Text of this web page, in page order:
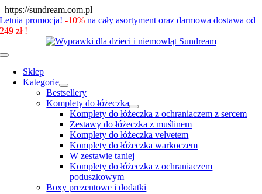
https://sundream.com.pl
to
Letnia promocja!-10% na cały asortyment oraz darmowa dostawa od
249 zł !
Toggle
Navigation
Sklep
Kategorie
Bestsellery
Komplety do łóżeczka
Komplety do łóżeczka z ochraniaczem z sercem
Zestawy do łóżeczka z muślinem
Komplety do łóżeczka velvetem
Komplety do łóżeczka warkoczem
W zestawie taniej
Komplety do łóżeczka z ochraniaczem
poduszkowym
Boxy prezentowe i dodatki